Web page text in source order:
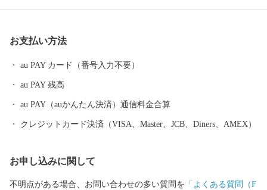
お支払い方法
au PAY カード（番号入力不要）
au PAY 残高
au PAY（auかんたん決済）通信料金合算
クレジットカード決済（VISA、Master、JCB、Diners、AMEX）
お申し込みに関して
不明点がある場合、お問い合わせの多い質問を 「よくある質問（F